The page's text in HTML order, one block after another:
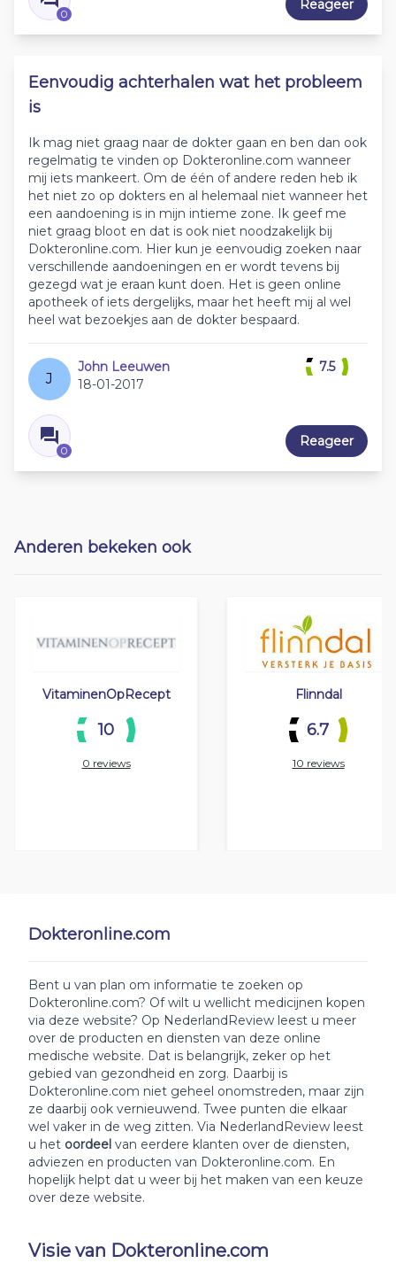
Dokteronline.com
Bent u van plan om informatie te zoeken op
Dokteronline.com? Of wilt u wellicht medicijnen kopen
via deze website? Op NederlandReview leest u meer
over de producten en diensten van deze online
medische website. Dat is belangrijk, zeker op het
gebied van gezondheid en zorg. Daarbij is
Dokteronline.com niet geheel onomstreden, maar zijn
ze daarbij ook vernieuwend. Twee punten die elkaar
wel vaker in de weg zitten. Via NederlandReview leest
u het oordeel van eerdere klanten over de diensten,
adviezen en producten van Dokteronline.com. En
hopelijk helpt dat u weer bij het maken van een keuze
over deze website.
Visie van Dokteronline.com
0
Reageer
Eenvoudig achterhalen wat het probleem
is
Ik mag niet graag naar de dokter gaan en ben dan ook
regelmatig te vinden op Dokteronline.com wanneer
mij iets mankeert. Om de één of andere reden heb ik
het niet zo op dokters en al helemaal niet wanneer het
een aandoening is in mijn intieme zone. Ik geef me
niet graag bloot en dat is ook niet noodzakelijk bij
Dokteronline.com. Hier kun je eenvoudig zoeken naar
verschillende aandoeningen en er wordt tevens bij
gezegd wat je eraan kunt doen. Het is geen online
apotheek of iets dergelijks, maar het heeft mij al wel
heel wat bezoekjes aan de dokter bespaard.
J
John Leeuwen
18-01-2017
0
7.5
Reageer
Anderen bekeken ook
VitaminenOpRecept
10
0 reviews
Flinndal
6.7
10 reviews